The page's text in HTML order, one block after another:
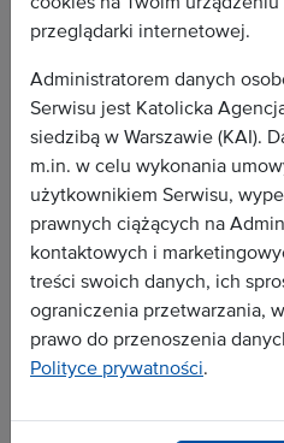
Wszystkie depesze
Dokument
Wywiad
Analiza
Dossier
Zapowiedź
Popularne tematy:
przeglądarki internetowej.
Administratorem danych
Serwisu jest Katolicka
siedzibą w Warszawie (KAI).
m.in. w celu wykonania
użytkownikiem Serwisu,
prawnych ciążących na
kontaktowych i
treści swoich danych, ich
ograniczenia przetwarzania,
prawo do przenoszenia
Polityce prywatności